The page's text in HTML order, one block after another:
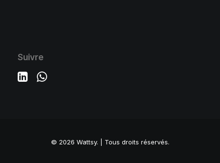
Suivre
© 2026 Wattsy. | Tous droits réservés.